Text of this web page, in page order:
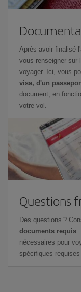
Après avoir finalisé
vous renseigner sur
voyager. Ici, vous
visa, d'un
document, en
votre vol.
Questions
Des questions ?
documents requis
nécessaires pour
spécifiques